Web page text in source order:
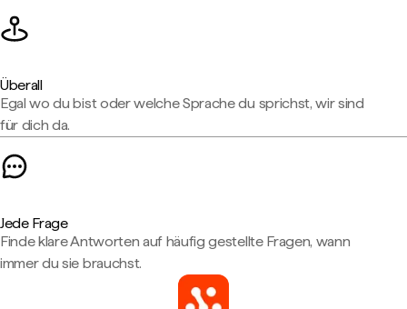
Überall
Egal wo du bist oder welche Sprache du sprichst, wir sind
für dich da.
Jede Frage
Finde klare Antworten auf häufig gestellte Fragen, wann
immer du sie brauchst.